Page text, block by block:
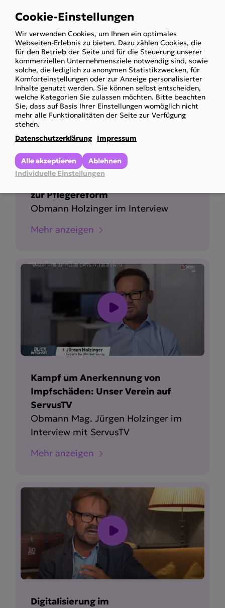
Obmann Holzinger im Interview
Mehr anzeigen
Krone TV Nachgefragt im Gespräch
zur Pflegereform
Obmann Holzinger im Interview
Mehr anzeigen
Kampf um Anerkennung von
Impfschäden: Unser Verein auf
ServusTV
Obmann Mag. Jürgen Holzinger im
Interview mit ServusTV
Mehr anzeigen
Digitalisierung im
Use
of
personal
data
and
cookies
Cookie-Einstellungen
Wir verwenden Cookies, um Ihnen ein optimales
Webseiten-Erlebnis zu bieten. Dazu zählen Cookies, die
für den Betrieb der Seite und für die Steuerung unserer
kommerziellen Unternehmensziele notwendig sind, sowie
solche, die lediglich zu anonymen Statistikzwecken, für
Komforteinstellungen oder zur Anzeige personalisierter
Inhalte genutzt werden. Sie können selbst entscheiden,
welche Kategorien Sie zulassen möchten. Bitte beachten
Sie, dass auf Basis Ihrer Einstellungen womöglich nicht
mehr alle Funktionalitäten der Seite zur Verfügung
stehen.
Datenschutzerklärung Impressum
Individuelle Einstellungen
Ablehnen
Alle akzeptieren